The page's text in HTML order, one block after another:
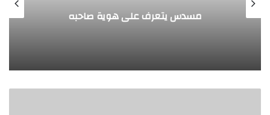
طفل مصري يخرج قصاصات الورق من أنفه
وفمه